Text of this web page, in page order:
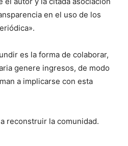
en el uso de los
es la forma de colaborar,
genere ingresos, de modo
a implicarse con esta
reconstruir la comunidad.